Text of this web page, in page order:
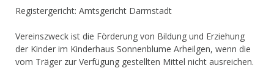
Registergericht: Amtsgericht Darmstadt
Vereinszweck ist die Förderung von Bildung und Erziehung
der Kinder im Kinderhaus Sonnenblume Arheilgen, wenn die
vom Träger zur Verfügung gestellten Mittel nicht ausreichen.